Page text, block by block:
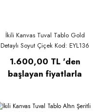
İkili Kanvas Tuval Tablo Gold
Detaylı Soyut Çiçek Kod: EYL136
1.600,00 TL 'den
başlayan fiyatlarla